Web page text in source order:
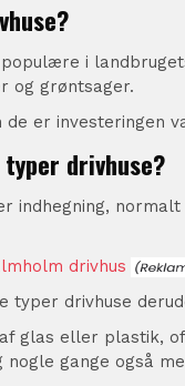
i
og grøntsager.
de er investeringen
drivhuse?
indhegning,
drivhus
typer drivhuse
glas eller plastik,
nogle gange også